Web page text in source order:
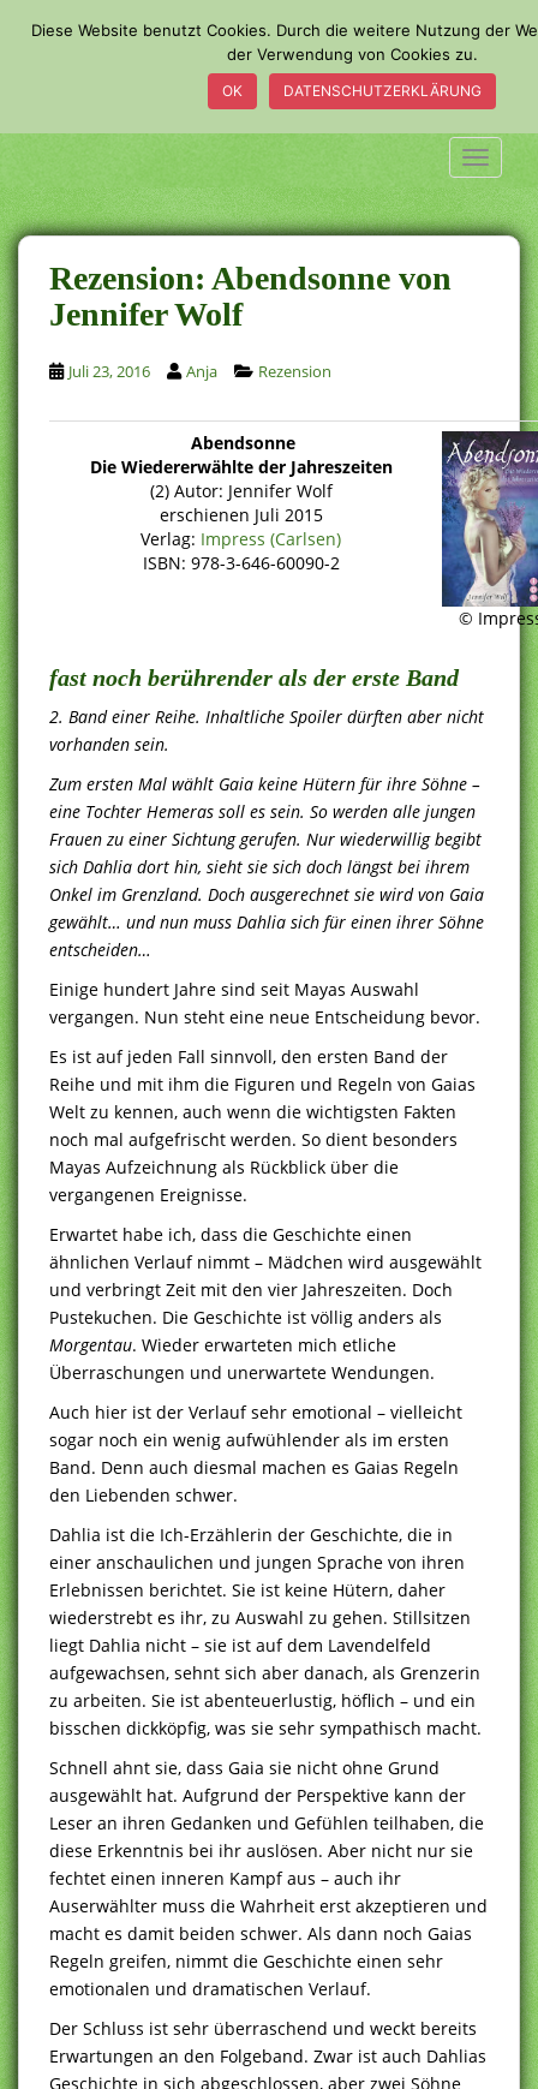
m
a
i
n
c
o
n
t
e
n
t
Rezension: Abendsonne von
Jennifer Wolf
Juli 23, 2016 Anja Rezension
Abendsonne
Die Wiedererwählte der Jahreszeiten
(2) Autor: Jennifer Wolf
erschienen Juli 2015
Verlag: Impress (Carlsen)
ISBN: 978-3-646-60090-2
©
fast noch berührender als der erste Band
2. Band einer Reihe. Inhaltliche Spoiler dürften aber nicht
vorhanden sein.
Zum ersten Mal wählt Gaia keine Hütern für ihre Söhne –
eine Tochter Hemeras soll es sein. So werden alle jungen
Frauen zu einer Sichtung gerufen. Nur wiederwillig begibt
sich Dahlia dort hin, sieht sie sich doch längst bei ihrem
Onkel im Grenzland. Doch ausgerechnet sie wird von Gaia
gewählt… und nun muss Dahlia sich für einen ihrer Söhne
entscheiden…
Einige hundert Jahre sind seit Mayas Auswahl
vergangen. Nun steht eine neue Entscheidung bevor.
Es ist auf jeden Fall sinnvoll, den ersten Band der
Reihe und mit ihm die Figuren und Regeln von Gaias
Welt zu kennen, auch wenn die wichtigsten Fakten
noch mal aufgefrischt werden. So dient besonders
Mayas Aufzeichnung als Rückblick über die
vergangenen Ereignisse.
Erwartet habe ich, dass die Geschichte einen
ähnlichen Verlauf nimmt – Mädchen wird ausgewählt
und verbringt Zeit mit den vier Jahreszeiten. Doch
Pustekuchen. Die Geschichte ist völlig anders als
Morgentau. Wieder erwarteten mich etliche
Überraschungen und unerwartete Wendungen.
Auch hier ist der Verlauf sehr emotional – vielleicht
sogar noch ein wenig aufwühlender als im ersten
Band. Denn auch diesmal machen es Gaias Regeln
den Liebenden schwer.
Dahlia ist die Ich-Erzählerin der Geschichte, die in
einer anschaulichen und jungen Sprache von ihren
Erlebnissen berichtet. Sie ist keine Hütern, daher
wiederstrebt es ihr, zu Auswahl zu gehen. Stillsitzen
liegt Dahlia nicht – sie ist auf dem Lavendelfeld
aufgewachsen, sehnt sich aber danach, als Grenzerin
zu arbeiten. Sie ist abenteuerlustig, höflich – und ein
bisschen dickköpfig, was sie sehr sympathisch macht.
Schnell ahnt sie, dass Gaia sie nicht ohne Grund
ausgewählt hat. Aufgrund der Perspektive kann der
Leser an ihren Gedanken und Gefühlen teilhaben, die
diese Erkenntnis bei ihr auslösen. Aber nicht nur sie
fechtet einen inneren Kampf aus – auch ihr
Auserwählter muss die Wahrheit erst akzeptieren und
macht es damit beiden schwer. Als dann noch Gaias
Regeln greifen, nimmt die Geschichte einen sehr
emotionalen und dramatischen Verlauf.
Der Schluss ist sehr überraschend und weckt bereits
Erwartungen an den Folgeband. Zwar ist auch Dahlias
Geschichte in sich abgeschlossen, aber zwei Söhne
Diese Website benutzt Cookies. Durch die weitere Nutzung der
der Verwendung von Cookies zu.
OK DATENSCHUTZERKLÄRUNG